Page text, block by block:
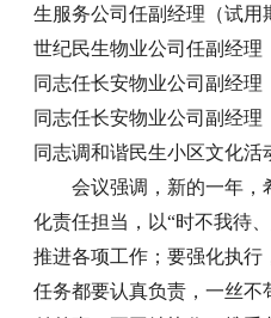
生服务公司任副经理（试用
世纪民生物业公司任副经理
同志任长安物业公司副经
同志任长安物业公司副经
同志调和谐民生小区文化活
会议强调，新的一年，
化责任担当，以“时不我待
推进各项工作；要强化执
任务都要认真负责，一丝不